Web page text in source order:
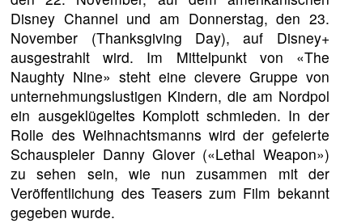
Disney Channel und am Donnerstag, den 23.
November (Thanksgiving Day), auf Disney+
ausgestrahlt wird. Im Mittelpunkt von «The
Naughty Nine» steht eine clevere Gruppe von
unternehmungslustigen Kindern, die am Nordpol
ein ausgeklügeltes Komplott schmieden. In der
Rolle des Weihnachtsmanns wird der gefeierte
Schauspieler Danny Glover («Lethal Weapon»)
zu sehen sein, wie nun zusammen mit der
Veröffentlichung des Teasers zum Film bekannt
gegeben wurde.